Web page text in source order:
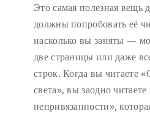
Это самая полезная вещь
должны попробовать её
насколько вы заняты —
две страницы или даже
строк. Когда вы читаете
света», вы заодно
непривязанности»,